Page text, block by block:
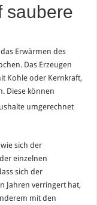
saubere
Erwärmen des
Das Erzeugen
Kohle oder Kernkraft,
Diese können
umgerechnet
sich der
einzelnen
sich der
Jahren verringert hat,
mit den